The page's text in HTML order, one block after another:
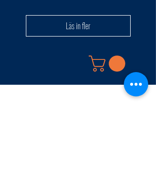
Läs in fler